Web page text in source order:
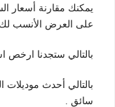
يمكنك مقارنة أسعار
على العرض الأنسب
بالتالي ستجدنا ارخص
بالتالي أحدث موديلات
سائق .